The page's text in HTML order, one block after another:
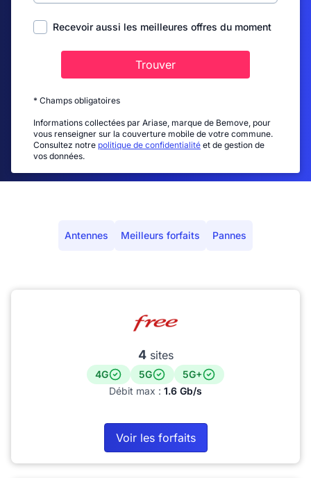
Recevoir aussi les meilleures offres du moment
Trouver
* Champs obligatoires
Informations collectées par Ariase, marque de Bemove, pour
vous renseigner sur la couverture mobile de votre commune.
Consultez notre politique de confidentialité et de gestion de
vos données.
Antennes Meilleurs forfaits Pannes
4sites
4G 5G
5G+
Débit max : 1.6 Gb/s
Voir les forfaits